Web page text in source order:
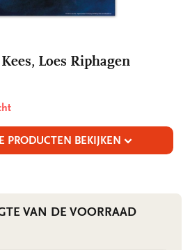
Loes Riphagen
PRODUCTEN BEKIJKEN
VAN DE VOORRAAD